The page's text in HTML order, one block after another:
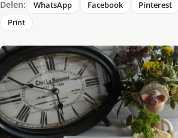
Delen: WhatsApp Facebook Pinterest
Print